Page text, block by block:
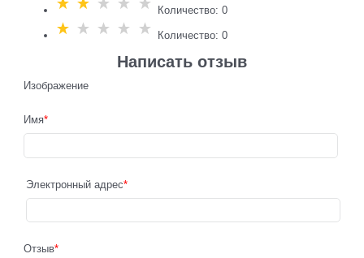
Количество: 0
Количество: 0
Написать отзыв
Изображение
Имя
Электронный адрес
Отзыв